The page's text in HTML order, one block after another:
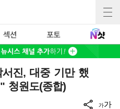
섹션 포토
진, 대중 기만 했
청원도(종합)
가가